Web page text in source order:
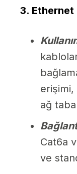
3. Ethernet
erişimi,
ağ
Cat6a
ve